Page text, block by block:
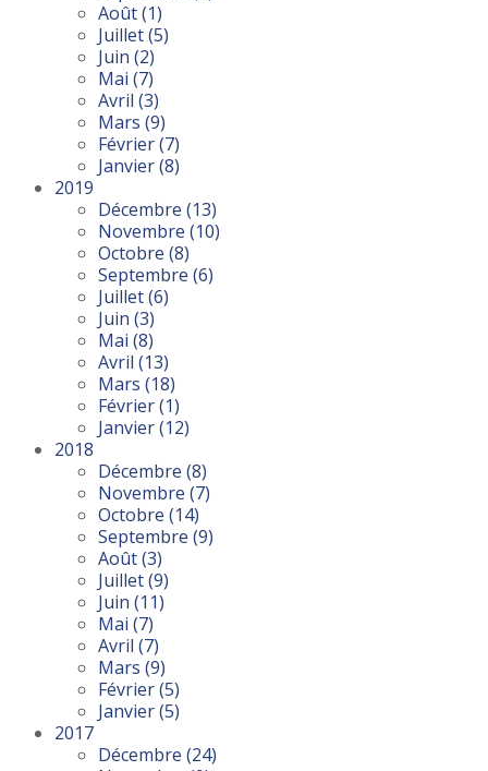
Août(1)
Juillet(5)
Juin (2)
Mai (7)
Avril (3)
Mars (9)
Février(7)
Janvier(8)
2019
Décembre (13)
Novembre (10)
Octobre (8)
Septembre (6)
Juillet(6)
Juin (3)
Mai (8)
Avril (13)
Mars (18)
Février(1)
Janvier(12)
2018
Décembre (8)
Novembre (7)
Octobre (14)
Septembre (9)
Août(3)
Juillet(9)
Juin (11)
Mai (7)
Avril (7)
Mars (9)
Février(5)
Janvier(5)
2017
Décembre (24)